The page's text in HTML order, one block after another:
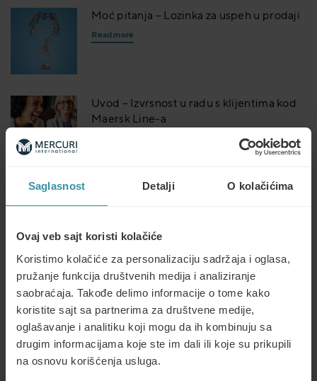
Saglasnost Detalji O kolačićima
Ovaj veb sajt koristi kolačiće
Koristimo kolačiće za personalizaciju sadržaja i oglasa,
pružanje funkcija društvenih medija i analiziranje
saobraćaja. Takođe delimo informacije o tome kako
koristite sajt sa partnerima za društvene medije,
oglašavanje i analitiku koji mogu da ih kombinuju sa
drugim informacijama koje ste im dali ili koje su prikupili
na osnovu korišćenja usluga.
Moć pitanja – Lozinka za uspeh u prodaji
Read more
Uvod – Izvrsnost u radu s klijentima kod
Maersk Line-a
Ključni ishodi – Izvrsnost u radu s
klijentima kod Maersk Line-a
Pokretanje odluke – Izvrsnost u radu s
klijentima kod Maersk Line-a
Read more
Promene ponašanja – Izvrsnost u radu s